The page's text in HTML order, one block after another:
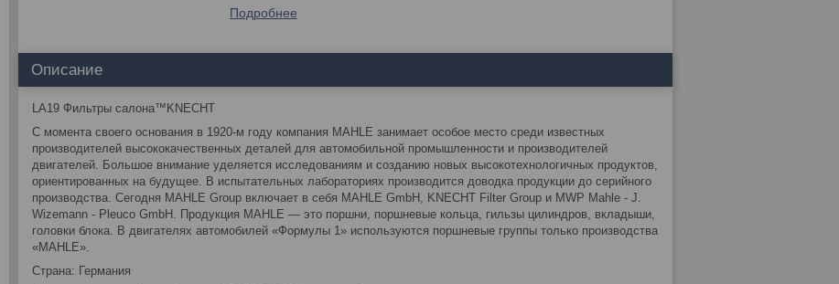
Подробнее
Описание
LA19 Фильтры салона™KNECHT
С момента своего основания в 1920-м году компания MAHLE занимает особое место среди известных
производителей высококачественных деталей для автомобильной промышленности и производителей
двигателей. Большое внимание уделяется исследованиям и созданию новых высокотехнологичных продуктов,
ориентированных на будущее. В испытательных лабораториях производится доводка продукции до серийного
производства. Сегодня MAHLE Group включает в себя MAHLE GmbH, KNECHT Filter Group и MWP Mahle - J.
Wizemann - Pleuco GmbH. Продукция MAHLE — это поршни, поршневые кольца, гильзы цилиндров, вкладыши,
головки блока. В двигателях автомобилей «Формулы 1» используются поршневые группы только производства
«MAHLE».
Страна: Германия